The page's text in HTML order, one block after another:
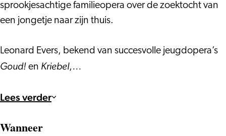
sprookjesachtige familieopera over de zoektocht van
een jongetje naar zijn thuis.
Leonard Evers, bekend van succesvolle jeugdopera’s
Goud! en Kriebel,…
Lees verder
Wanneer